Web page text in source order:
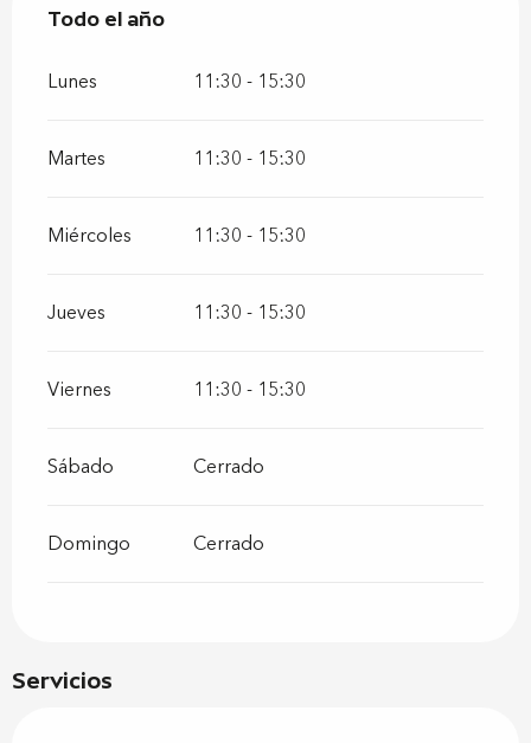
Servicios
Todo el año
Todo el año
Lunes 11:30 - 15:30
Martes 11:30 - 15:30
Miércoles 11:30 - 15:30
Jueves 11:30 - 15:30
Viernes 11:30 - 15:30
Sábado Cerrado
Domingo Cerrado